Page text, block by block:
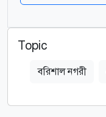
Topic
বরিশাল নগরী